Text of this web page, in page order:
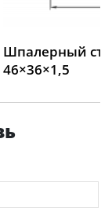
Шпалерный
46×36×1,5